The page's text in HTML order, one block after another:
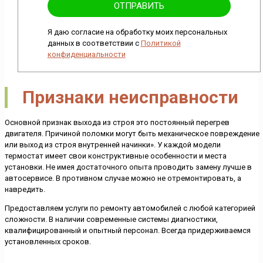
Я даю согласие на обработку моих персональных
данных в соответствии с Политикой
конфиденциальности
Признаки неисправности
Основной признак выхода из строя это постоянный перегрев
двигателя. Причиной поломки могут быть механическое повреждение
или выход из строя внутренней начинки». У каждой модели
термостат имеет свои конструктивные особенности и места
установки. Не имея достаточного опыта проводить замену лучше в
автосервисе. В противном случае можно не отремонтировать, а
навредить.
Предоставляем услуги по ремонту автомобилей с любой категорией
сложности. В наличии современные системы диагностики,
квалифицированный и опытный персонал. Всегда придерживаемся
установленных сроков.